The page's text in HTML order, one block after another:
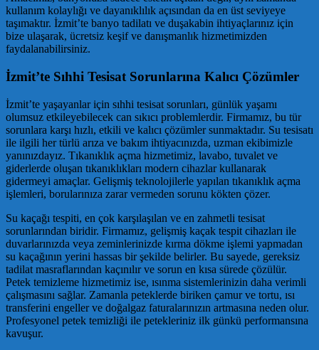
kullanım kolaylığı ve dayanıklılık açısından da en üst seviyeye
taşımaktır. İzmit’te banyo tadilatı ve duşakabin ihtiyaçlarınız için
bize ulaşarak, ücretsiz keşif ve danışmanlık hizmetimizden
faydalanabilirsiniz.
İzmit’te Sıhhi Tesisat Sorunlarına Kalıcı Çözümler
İzmit’te yaşayanlar için sıhhi tesisat sorunları, günlük yaşamı
olumsuz etkileyebilecek can sıkıcı problemlerdir. Firmamız, bu tür
sorunlara karşı hızlı, etkili ve kalıcı çözümler sunmaktadır. Su tesisatı
ile ilgili her türlü arıza ve bakım ihtiyacınızda, uzman ekibimizle
yanınızdayız. Tıkanıklık açma hizmetimiz, lavabo, tuvalet ve
giderlerde oluşan tıkanıklıkları modern cihazlar kullanarak
gidermeyi amaçlar. Gelişmiş teknolojilerle yapılan tıkanıklık açma
işlemleri, borularınıza zarar vermeden sorunu kökten çözer.
Su kaçağı tespiti, en çok karşılaşılan ve en zahmetli tesisat
sorunlarından biridir. Firmamız, gelişmiş kaçak tespit cihazları ile
duvarlarınızda veya zeminlerinizde kırma dökme işlemi yapmadan
su kaçağının yerini hassas bir şekilde belirler. Bu sayede, gereksiz
tadilat masraflarından kaçınılır ve sorun en kısa sürede çözülür.
Petek temizleme hizmetimiz ise, ısınma sistemlerinizin daha verimli
çalışmasını sağlar. Zamanla peteklerde biriken çamur ve tortu, ısı
transferini engeller ve doğalgaz faturalarınızın artmasına neden olur.
Profesyonel petek temizliği ile petekleriniz ilk günkü performansına
kavuşur.